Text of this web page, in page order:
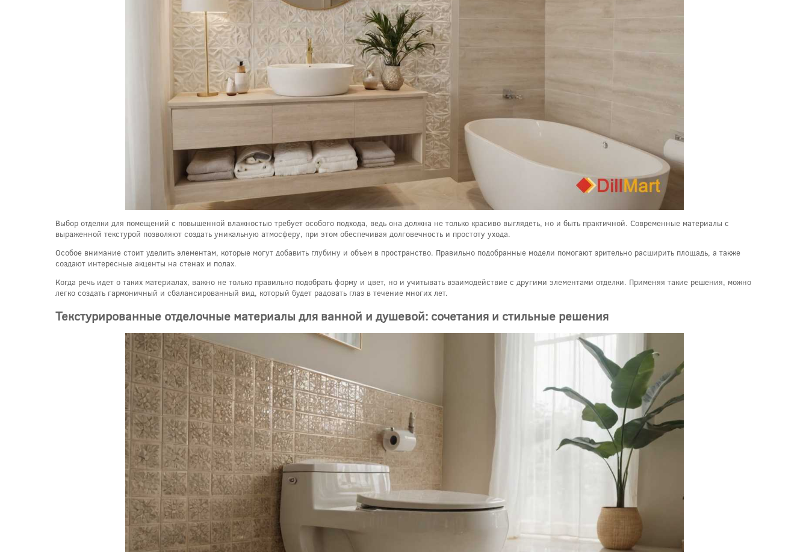
Выбор отделки для помещений с повышенной влажностью требует особого подхода, ведь она должна не только красиво выглядеть, но и быть практичной. Современные материалы с
выраженной текстурой позволяют создать уникальную атмосферу, при этом обеспечивая долговечность и простоту ухода.
Особое внимание стоит уделить элементам, которые могут добавить глубину и объем в пространство. Правильно подобранные модели помогают зрительно расширить площадь, а также
создают интересные акценты на стенах и полах.
Когда речь идет о таких материалах, важно не только правильно подобрать форму и цвет, но и учитывать взаимодействие с другими элементами отделки. Применяя такие решения, можно
легко создать гармоничный и сбалансированный вид, который будет радовать глаз в течение многих лет.
Текстурированные отделочные материалы для ванной и душевой: сочетания и стильные решения